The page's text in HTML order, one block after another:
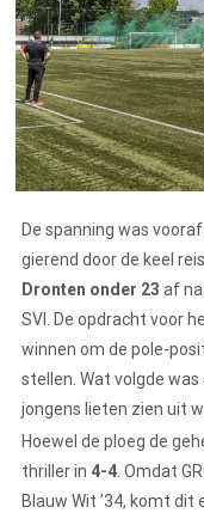
De spanning was
gierend door de keel
Dronten onder 23 af
SVI. De opdracht voor
winnen om de pole-
stellen. Wat volgde
jongens lieten zien uit
Hoewel de ploeg de
thriller in 4-4. Omdat
Blauw Wit ’34, komt